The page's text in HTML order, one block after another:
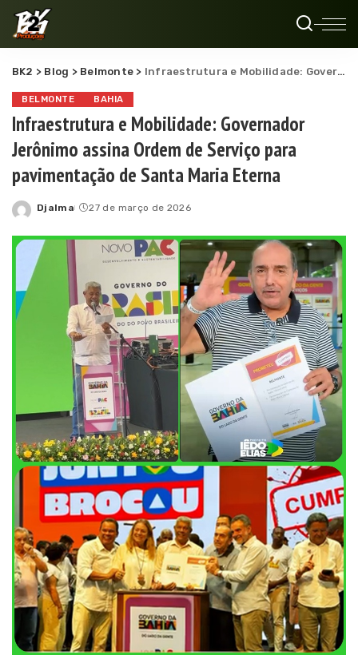
BK2 > Blog > Belmonte > Infraestrutura e Mobilidade: Governador Jerônimo assina Ordem de Serviço para pavimentação de Santa Maria Eterna
BELMONTE BAHIA
Infraestrutura e Mobilidade: Governador
Jerônimo assina Ordem de Serviço para
pavimentação de Santa Maria Eterna
Posted
Djalma 27 de março de 2026